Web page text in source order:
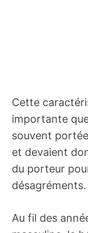
Cette
importante
souvent
et devaient
du porteur
désagréments.
Au fil des